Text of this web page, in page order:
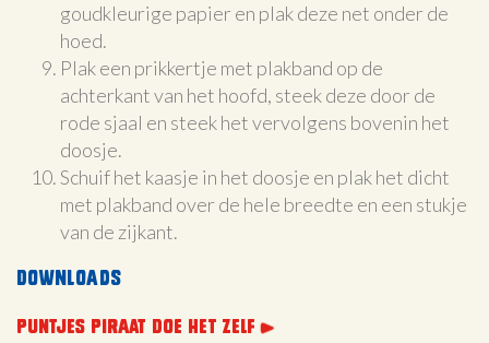
goudkleurige papier en plak deze net onder de
hoed.
Plak een prikkertje met plakband op de
achterkant van het hoofd, steek deze door de
rode sjaal en steek het vervolgens bovenin het
doosje.
Schuif het kaasje in het doosje en plak het dicht
met plakband over de hele breedte en een stukje
van de zijkant.
Downloads
PUNTJES PIRAAT DOE HET ZELF